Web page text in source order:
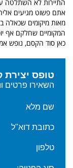
התיירות לא השתלטה
אתם פשוט מגיעים
מאות מיקומים שכאלה
המקומיים שחלקם אף
כאן סוד הקסם, נופש